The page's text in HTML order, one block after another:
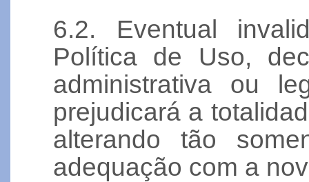
6.2. Eventual
Política de Uso,
administrativa ou
prejudicará a
alterando tão
adequação com a